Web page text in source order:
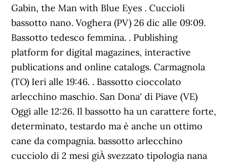
Gabin, the Man with Blue Eyes . Cuccioli
bassotto nano. Voghera (PV) 26 dic alle 09:09.
Bassotto tedesco femmina. . Publishing
platform for digital magazines, interactive
publications and online catalogs. Carmagnola
(TO) Ieri alle 19:46. . Bassotto cioccolato
arlecchino maschio. San Dona' di Piave (VE)
Oggi alle 12:26. Il bassotto ha un carattere forte,
determinato, testardo ma è anche un ottimo
cane da compagnia. bassotto arlecchino
cucciolo di 2 mesi giÀ svezzato tipologia nana